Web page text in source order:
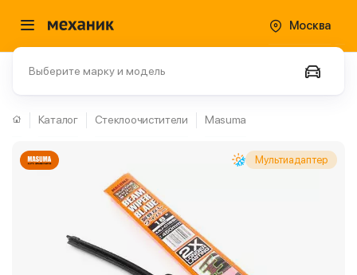
Москва
Выберите марку и модель
Каталог Стеклоочистители Masuma
Мультиадаптер